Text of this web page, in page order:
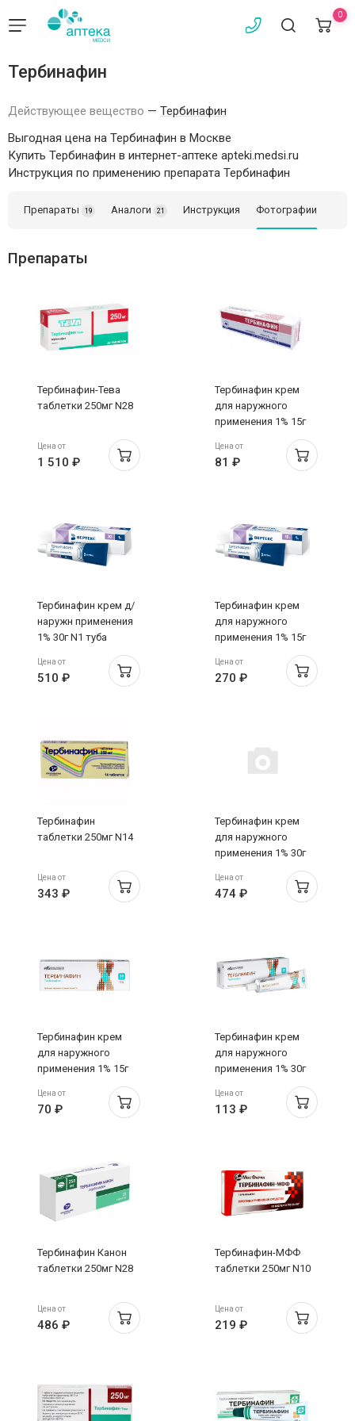
0
Тербинафин
Действующее вещество — Тербинафин
Выгодная цена на Тербинафин в Москве
Купить Тербинафин в интернет-аптеке apteki.medsi.ru
Инструкция по применению препарата Тербинафин
Препараты 19 Аналоги 21 Инструкция Фотографии
Препараты
Тербинафин-Тева
таблетки 250мг N28
Цена от
1 510 ₽
Тербинафин крем
для наружного
применения 1% 15г
Белмедпрепараты
Цена от
81 ₽
Тербинафин крем д/
наружн применения
1% 30г N1 туба
Цена от
510 ₽
Тербинафин крем
для наружного
применения 1% 15г
Цена от
270 ₽
Тербинафин
таблетки 250мг N14
Цена от
343 ₽
Тербинафин крем
для наружного
применения 1% 30г
Цена от
474 ₽
Тербинафин крем
для наружного
применения 1% 15г
Усолье-Сибирский
Цена от
70 ₽
Тербинафин крем
для наружного
применения 1% 30г
Усолье-Сибирский
Цена от
113 ₽
Тербинафин Канон
таблетки 250мг N28
Цена от
486 ₽
Тербинафин-МФФ
таблетки 250мг N10
Цена от
219 ₽